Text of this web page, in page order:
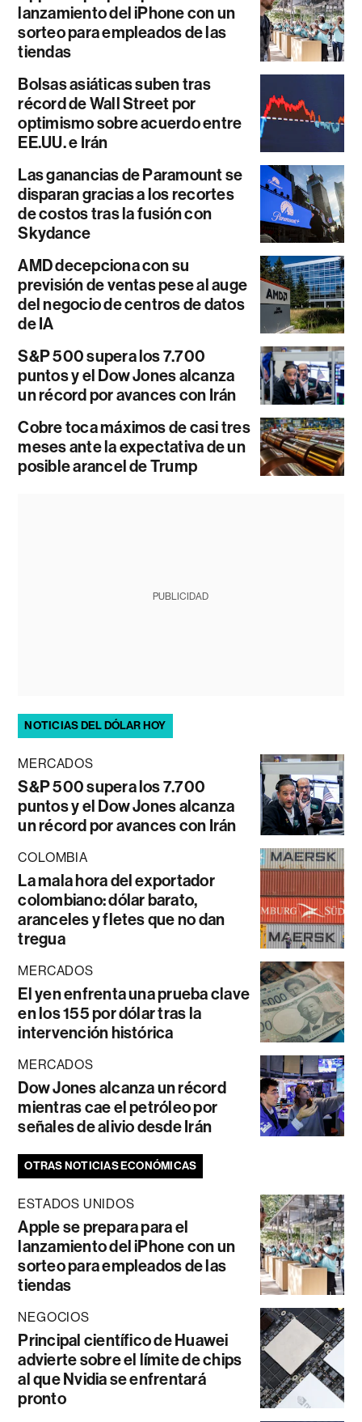
lanzamiento del iPhone con un
sorteo para empleados de las
tiendas
Bolsas asiáticas suben tras
récord de Wall Street por
optimismo sobre acuerdo entre
EE.UU. e Irán
Las ganancias de Paramount se
disparan gracias a los recortes
de costos tras la fusión con
Skydance
AMD decepciona con su
previsión de ventas pese al auge
del negocio de centros de datos
de IA
S&P 500 supera los 7.700
puntos y el Dow Jones alcanza
un récord por avances con Irán
Cobre toca máximos de casi tres
meses ante la expectativa de un
posible arancel de Trump
PUBLICIDAD
NOTICIAS DEL DÓLAR HOY
MERCADOS
S&P 500 supera los 7.700
puntos y el Dow Jones alcanza
un récord por avances con Irán
COLOMBIA
La mala hora del exportador
colombiano: dólar barato,
aranceles y fletes que no dan
tregua
MERCADOS
El yen enfrenta una prueba clave
en los 155 por dólar tras la
intervención histórica
MERCADOS
Dow Jones alcanza un récord
mientras cae el petróleo por
señales de alivio desde Irán
OTRAS NOTICIAS ECONÓMICAS
ESTADOS UNIDOS
Apple se prepara para el
lanzamiento del iPhone con un
sorteo para empleados de las
tiendas
NEGOCIOS
Principal científico de Huawei
advierte sobre el límite de chips
al que Nvidia se enfrentará
pronto